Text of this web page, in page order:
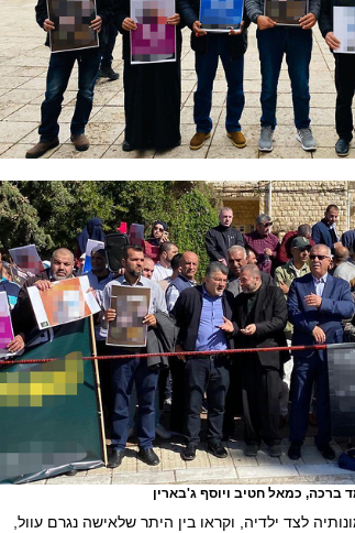
ברכה, כמאל חטיב ויוסף ג'בארין
לצד ילדיה, וקראו בין היתר שלאישה נגרם עוול,